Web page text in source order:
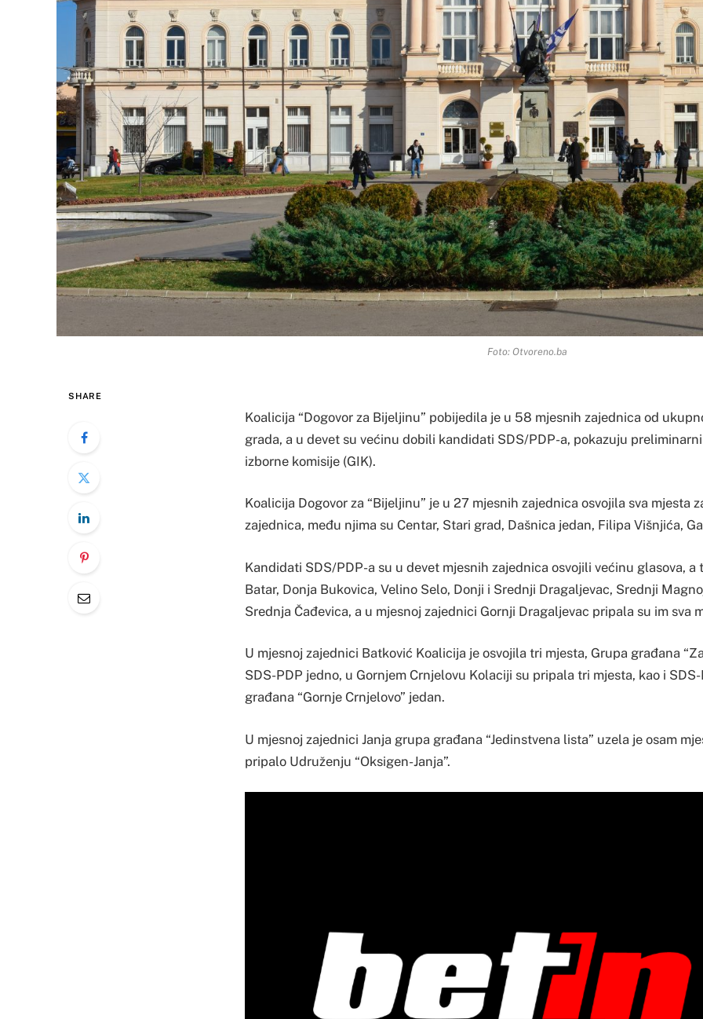
Foto: Otvoreno.ba
SHARE
Koalicija “Dogovor za Bijeljinu” pobijedila je u 58 mjesnih zajednica od
grada, a u devet su većinu dobili kandidati SDS/PDP-a, pokazuju
izborne komisije (GIK).
Koalicija Dogovor za “Bijeljinu” je u 27 mjesnih zajednica osvojila sva mjesta
zajednica, među njima su Centar, Stari grad, Dašnica jedan, Filipa Višnjića,
Kandidati SDS/PDP-a su u devet mjesnih zajednica osvojili većinu glasova, a
Batar, Donja Bukovica, Velino Selo, Donji i Srednji Dragaljevac, Srednji
Srednja Čađevica, a u mjesnoj zajednici Gornji Dragaljevac pripala su im sva
U mjesnoj zajednici Batković Koalicija je osvojila tri mjesta, Grupa građana
SDS-PDP jedno, u Gornjem Crnjelovu Kolaciji su pripala tri mjesta, kao i SDS-
građana “Gornje Crnjelovo” jedan.
U mjesnoj zajednici Janja grupa građana “Jedinstvena lista” uzela je osam
pripalo Udruženju “Oksigen-Janja”.